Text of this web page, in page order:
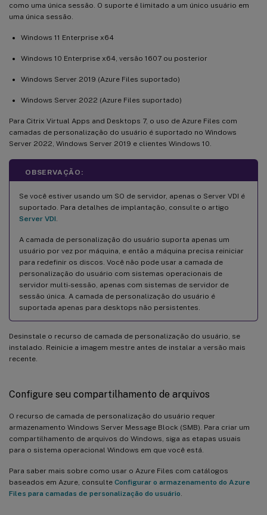
como uma única sessão. O suporte é limitado a um único usuário em
uma única sessão.
Windows 11 Enterprise x64
Windows 10 Enterprise x64, versão 1607 ou posterior
Windows Server 2019 (Azure Files suportado)
Windows Server 2022 (Azure Files suportado)
Para Citrix Virtual Apps and Desktops 7, o uso de Azure Files com
camadas de personalização do usuário é suportado no Windows
Server 2022, Windows Server 2019 e clientes Windows 10.
OBSERVAÇÃO:
Se você estiver usando um SO de servidor, apenas o Server VDI é
suportado. Para detalhes de implantação, consulte o artigo
Server VDI
A camada de personalização do usuário suporta apenas um
usuário por vez por máquina, e então a máquina precisa reiniciar
para redefinir os discos. Você não pode usar a camada de
personalização do usuário com sistemas operacionais de
servidor multi-sessão, apenas com sistemas de servidor de
sessão única. A camada de personalização do usuário é
suportada apenas para desktops não persistentes.
Desinstale o recurso de camada de personalização do usuário, se
instalado. Reinicie a imagem mestre antes de instalar a versão mais
recente.
Configure seu compartilhamento de arquivos
O recurso de camada de personalização do usuário requer
armazenamento Windows Server Message Block (SMB). Para criar um
compartilhamento de arquivos do Windows, siga as etapas usuais
para o sistema operacional Windows em que você está.
Para saber mais sobre como usar o Azure Files com catálogos
baseados em Azure, consulte Configurar o armazenamento do Azure
Files para camadas de personalização do usuário